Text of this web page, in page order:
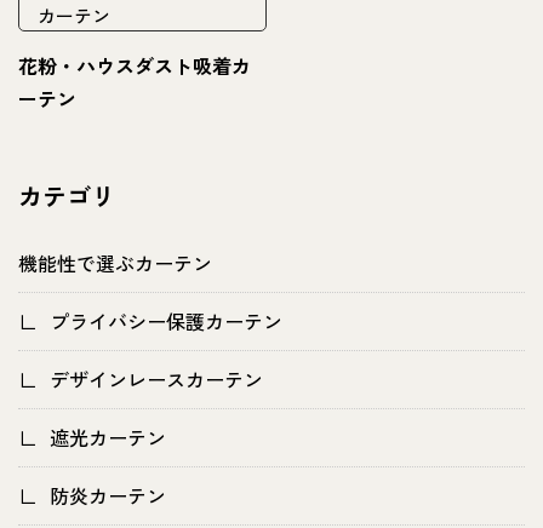
カテゴリ
機能性で選ぶカーテン
プライバシー保護カーテン
デザインレースカーテン
遮光カーテン
防炎カーテン
カーテン
花粉・ハウスダスト吸着カ
ーテン